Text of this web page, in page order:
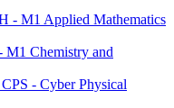
- M1 Applied Mathematics
Chemistry and
- Cyber Physical